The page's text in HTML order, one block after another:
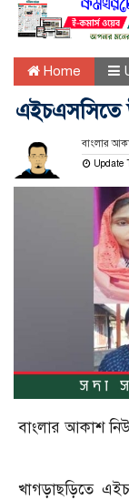
Home
এইচএসসিতে
বাংলার
Update
বাংলার আকাশ
খাগড়াছড়িতে